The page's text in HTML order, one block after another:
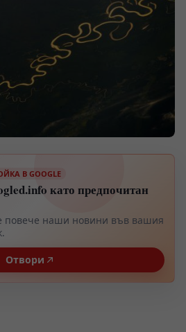
В GOOGLE
като предпочитан
повече наши новини във вашия
Отвори